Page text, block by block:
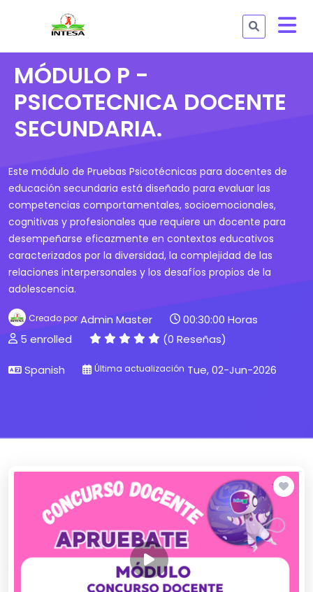
MÓDULO P -
PSICOTECNICA DOCENTE
SECUNDARIA.
Este módulo de Pruebas Psicotécnicas para docentes de
educación secundaria está diseñado para evaluar las
competencias comportamentales, socioemocionales,
cognitivas y profesionales que requiere un docente para
desempeñarse eficazmente en contextos educativos
caracterizados por la diversidad, la complejidad de las
relaciones interpersonales y los desafíos propios de la
adolescencia.
Creado por Admin Master
00:30:00 Horas
5 enrolled
(0 Reseñas)
Spanish Última actualización Tue, 02-Jun-2026